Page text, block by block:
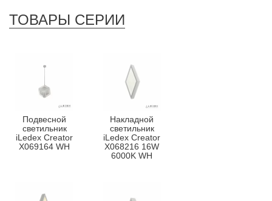
ТОВАРЫ СЕРИИ
Подвесной
светильник
iLedex Creator
X069164 WH
Накладной
светильник
iLedex Creator
X068216 16W
6000K WH